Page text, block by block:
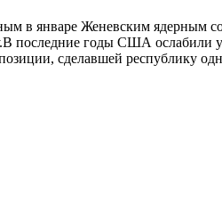
январе Женевским ядерным
последние годы США ослабили
сделавшей республику